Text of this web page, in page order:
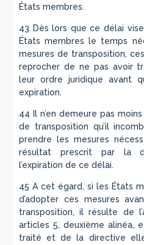
États membres.
43 Dès lors que ce délai
États membres le temps
mesures de transposition,
reprocher de ne pas avoir
leur ordre juridique avant
expiration.
44 Il n’en demeure pas
de transposition qu’il
prendre les mesures
résultat prescrit par la
l’expiration de ce délai.
45 A cet égard, si les États
d’adopter ces mesures
transposition, il résulte de
articles 5, deuxième alinéa,
traité et de la directive